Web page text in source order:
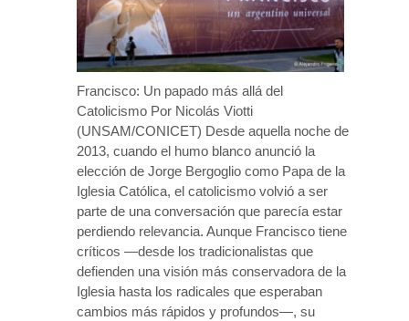
Francisco: Un papado más allá del
Catolicismo Por Nicolás Viotti
(UNSAM/CONICET) Desde aquella noche de
2013, cuando el humo blanco anunció la
elección de Jorge Bergoglio como Papa de la
Iglesia Católica, el catolicismo volvió a ser
parte de una conversación que parecía estar
perdiendo relevancia. Aunque Francisco tiene
críticos —desde los tradicionalistas que
defienden una visión más conservadora de la
Iglesia hasta los radicales que esperaban
cambios más rápidos y profundos—, su